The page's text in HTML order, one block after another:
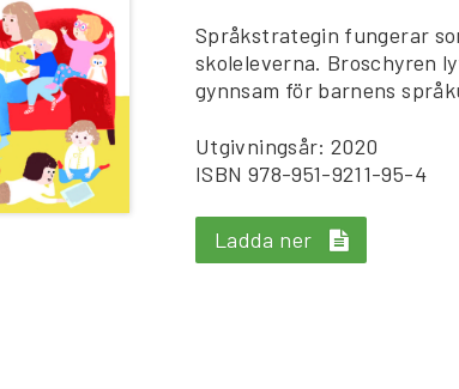
Språkstrategin fungerar
skoleleverna. Broschyren
gynnsam för barnens
Utgivningsår: 2020
ISBN 978-951-9211-95-4
Ladda ner